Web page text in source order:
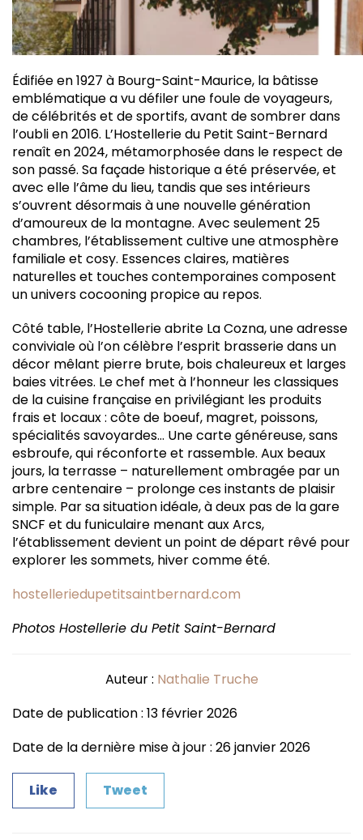
Édifiée en 1927 à Bourg-Saint-Maurice, la bâtisse
emblématique a vu défiler une foule de voyageurs,
de célébrités et de sportifs, avant de sombrer dans
l’oubli en 2016. L’Hostellerie du Petit Saint-Bernard
renaît en 2024, métamorphosée dans le respect de
son passé. Sa façade historique a été préservée, et
avec elle l’âme du lieu, tandis que ses intérieurs
s’ouvrent désormais à une nouvelle génération
d’amoureux de la montagne. Avec seulement 25
chambres, l’établissement cultive une atmosphère
familiale et cosy. Essences claires, matières
naturelles et touches contemporaines composent
un univers cocooning propice au repos.
Côté table, l’Hostellerie abrite La Cozna, une adresse
conviviale où l’on célèbre l’esprit brasserie dans un
décor mêlant pierre brute, bois chaleureux et larges
baies vitrées. Le chef met à l’honneur les classiques
de la cuisine française en privilégiant les produits
frais et locaux : côte de boeuf, magret, poissons,
spécialités savoyardes… Une carte généreuse, sans
esbroufe, qui réconforte et rassemble. Aux beaux
jours, la terrasse – naturellement ombragée par un
arbre centenaire – prolonge ces instants de plaisir
simple. Par sa situation idéale, à deux pas de la gare
SNCF et du funiculaire menant aux Arcs,
l’établissement devient un point de départ rêvé pour
explorer les sommets, hiver comme été.
hostelleriedupetitsaintbernard.com
Photos Hostellerie du Petit Saint-Bernard
Auteur : Nathalie Truche
Date de publication : 13 février 2026
Date de la dernière mise à jour : 26 janvier 2026
Like Tweet